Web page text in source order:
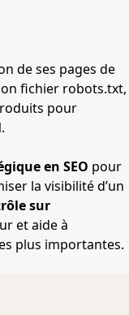
de ses pages de
fichier robots.txt,
pour
.
en SEO pour
la visibilité d’un
sur
et aide à
plus importantes.